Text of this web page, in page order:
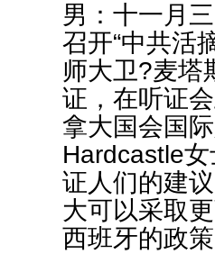
男：十一月
召开“中共活
师大卫?麦塔
证，在听证
拿大国会国
Hardcastle
证人们的建
大可以采取
西班牙的政